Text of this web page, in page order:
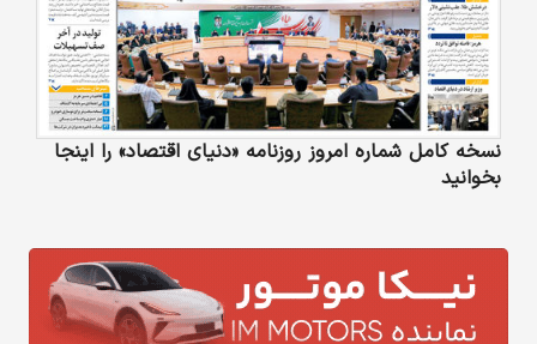
نسخه کامل شماره امروز روزنامه «دنیای‌ اقتصاد» را اینجا
بخوانید